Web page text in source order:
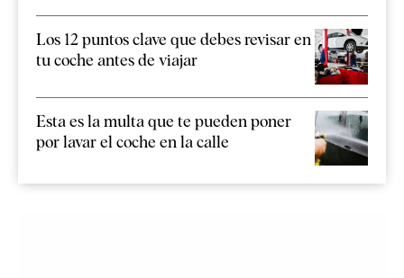
Los 12 puntos clave que debes revisar en
tu coche antes de viajar
Esta es la multa que te pueden poner
por lavar el coche en la calle